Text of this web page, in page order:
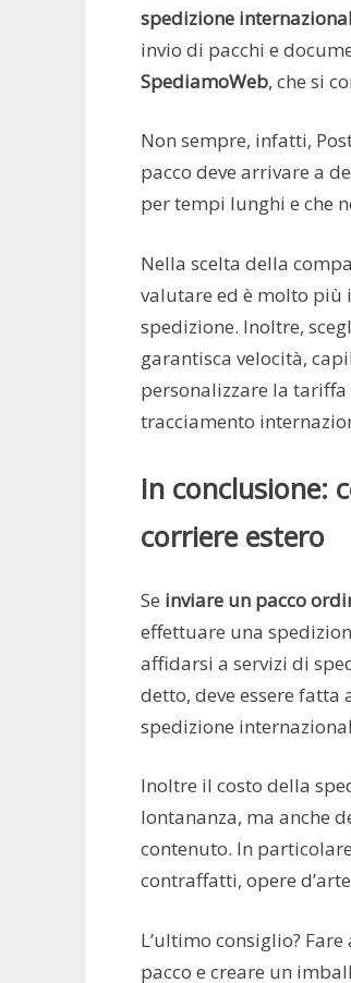
spedizione
invio di pacchi e
SpediamoWeb, che si
Non sempre, infatti,
pacco deve arrivare a
per tempi lunghi e che
Nella scelta della
valutare ed è molto più
spedizione. Inoltre,
garantisca velocità,
personalizzare la
tracciamento
In conclusione:
corriere estero
Se inviare un pacco
effettuare una
affidarsi a servizi di
detto, deve essere fatta
spedizione
Inoltre il costo della
lontananza, ma anche
contenuto. In
contraffatti, opere
L’ultimo consiglio?
pacco e creare un